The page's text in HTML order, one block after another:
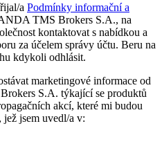
a Podmínky informační a
TMS Brokers S.A., na
kontaktovat s nabídkou a
za účelem správy účtu. Beru na
kdykoli odhlásit.
marketingové informace od
S.A. týkající se produktů
akcí, které mi budou
jsem uvedl/a v: